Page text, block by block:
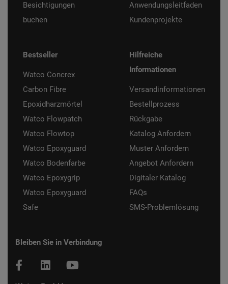
Besichtigungen
buchen
Bestseller
Watco Concrex
Carbon Fibre
Epoxidharzmörtel
Watco Flowpatch
Watco Flowtop
Watco Epoxyguard
Watco Bodenfarbe
Watco Epoxygrip
Watco Epoxyguard
Safe
Anwendungsleitfaden
Kundenprojekte
Hilfreiche
Informationen
Versandinformationen
Bestellprozess
Rückgabe
Katalog Anfordern
Muster Anfordern
Angebot Anfordern
Digitaler Katalog
FAQs
SMS-Problemlösung
Bleiben Sie in Verbindung